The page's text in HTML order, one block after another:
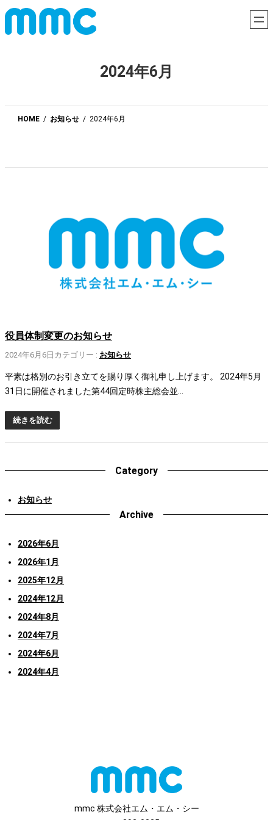
内
2024年6月
HOME お知らせ 2024年6月
役員体制変更のお知らせ
2024年6月6日 カテゴリー : お知らせ
平素は格別のお引き立てを賜り厚く御礼申し上げます。 2024年5月
31日に開催されました第44回定時株主総会並…
続きを読む
Category
お知らせ
Archive
2026年6月
2026年1月
2025年12月
2024年12月
2024年8月
2024年7月
2024年6月
2024年4月
mmc 株式会社エム・エム・シー